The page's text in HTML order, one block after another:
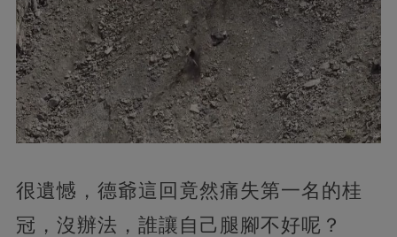
很遺憾，德爺這回竟然痛失第一名的桂
冠，沒辦法，誰讓自己腿腳不好呢？